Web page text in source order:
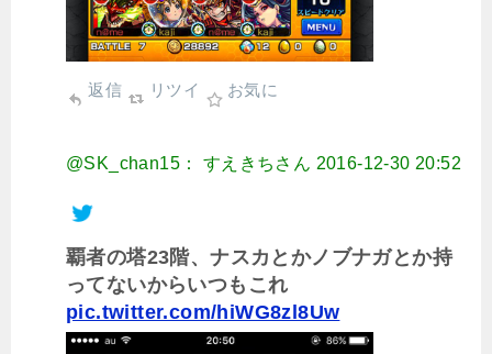
返信 リツイ お気に
@SK_chan15： すえきちさん 2016-12-30 20:52
覇者の塔23階、ナスカとかノブナガとか持
ってないからいつもこれ
pic.twitter.com/hiWG8zl8Uw